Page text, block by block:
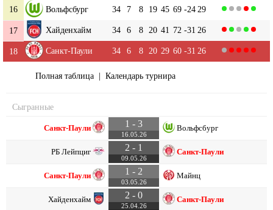
16 Вольфсбург 34 7 8 19 45 69 -24 29
17 Хайденхайм 34 6 8 20 41 72 -31 26
18 Санкт-Паули 34 6 8 20 29 60 -31 26
Полная таблица | Календарь турнира
Сыгранные
Санкт-Паули 1 - 3
16.05.26
Вольфсбург
РБ Лейпциг 2 - 1
09.05.26
Санкт-Паули
Санкт-Паули 1 - 2
03.05.26
Майнц
Хайденхайм 2 - 0
25.04.26
Санкт-Паули